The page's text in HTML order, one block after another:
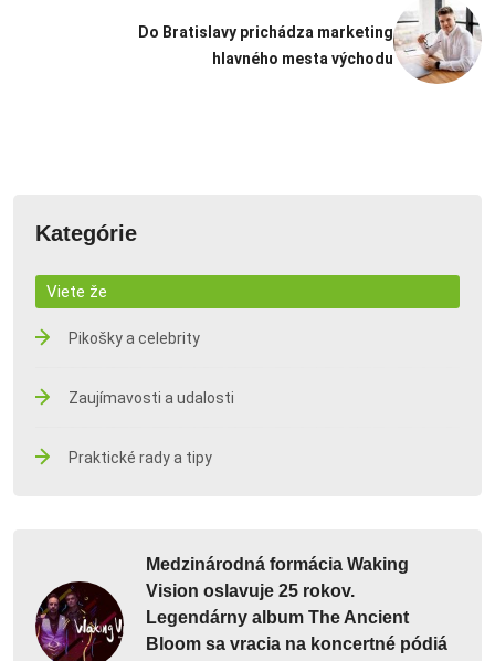
Do Bratislavy prichádza marketing
hlavného mesta východu
Kategórie
Viete že
Pikošky a celebrity
Zaujímavosti a udalosti
Praktické rady a tipy
Medzinárodná formácia Waking
Vision oslavuje 25 rokov.
Legendárny album The Ancient
Bloom sa vracia na koncertné pódiá